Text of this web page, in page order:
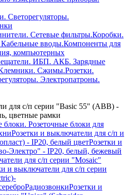
Светорегуляторы.
Сетевые фильтры.Коробки.
вводы.Компоненты для
компьютерных
ИБП. АКБ. Зарядные
Сжимы.Розетки.
Электропатроны.
для с/п серии "Basic 55" (ABB) -
цветные рамки
блоки. Розеточные блоки для
Розетки и выключатели для с/п и
- IP20, белый цветРозетки и
Электро" - IP20, белый, бежевый
для с/п серии "Mosaic"
и выключатели для с/п серии
РадиозвонкиРозетки и